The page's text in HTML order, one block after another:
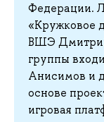
Федерации.
«Кружковое
ВШЭ
группы
Анисимов и
основе
игровая